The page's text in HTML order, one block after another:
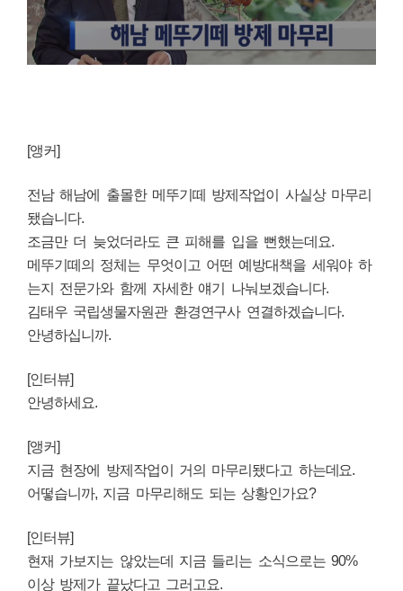
[앵커]
전남 해남에 출몰한 메뚜기떼 방제작업이 사실상 마무리
됐습니다.
조금만 더 늦었더라도 큰 피해를 입을 뻔했는데요.
메뚜기떼의 정체는 무엇이고 어떤 예방대책을 세워야 하
는지 전문가와 함께 자세한 얘기 나눠보겠습니다.
김태우 국립생물자원관 환경연구사 연결하겠습니다.
안녕하십니까.
[인터뷰]
안녕하세요.
[앵커]
지금 현장에 방제작업이 거의 마무리됐다고 하는데요.
어떻습니까, 지금 마무리해도 되는 상황인가요?
[인터뷰]
현재 가보지는 않았는데 지금 들리는 소식으로는 90%
이상 방제가 끝났다고 그러고요.